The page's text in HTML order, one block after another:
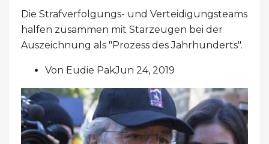
Die Strafverfolgungs- und Verteidigungsteams
halfen zusammen mit Starzeugen bei der
Auszeichnung als "Prozess des Jahrhunderts".
Von Eudie PakJun 24, 2019